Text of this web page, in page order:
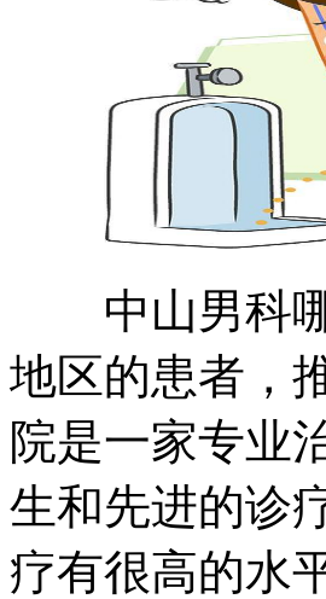
中山男科哪
地区的患者，
院是一家专业
生和先进的诊
疗有很高的水